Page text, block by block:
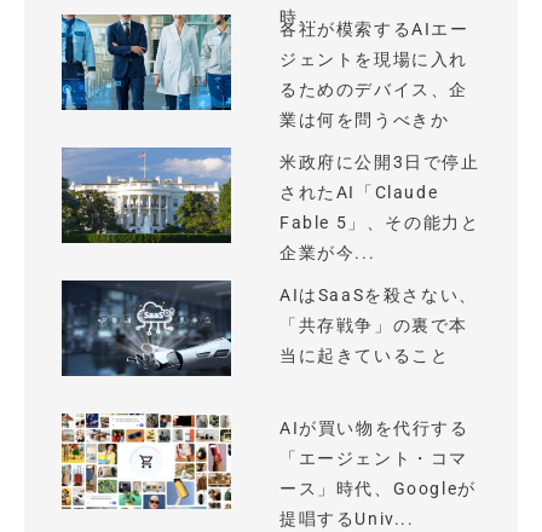
時...
各社が模索するAIエー
ジェントを現場に入れ
るためのデバイス、企
業は何を問うべきか
米政府に公開3日で停止
されたAI「Claude
Fable 5」、その能力と
企業が今...
AIはSaaSを殺さない、
「共存戦争」の裏で本
当に起きていること
AIが買い物を代行する
「エージェント・コマ
ース」時代、Googleが
提唱するUniv...